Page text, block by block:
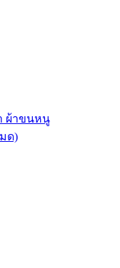
ผ้าขนหนู
ด)